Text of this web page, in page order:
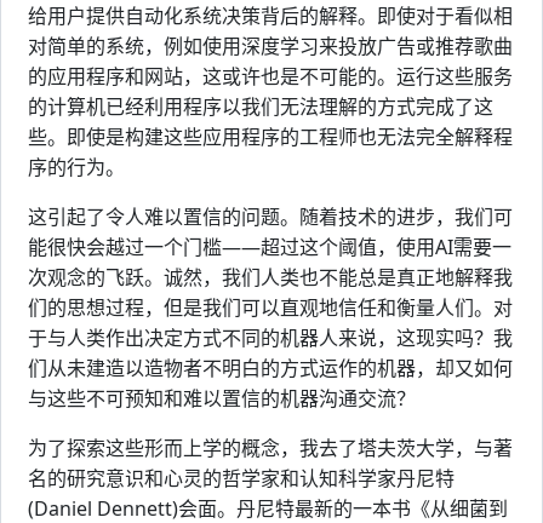
给用户提供自动化系统决策背后的解释。即使对于看似相
对简单的系统，例如使用深度学习来投放广告或推荐歌曲
的应用程序和网站，这或许也是不可能的。运行这些服务
的计算机已经利用程序以我们无法理解的方式完成了这
些。即使是构建这些应用程序的工程师也无法完全解释程
序的行为。
这引起了令人难以置信的问题。随着技术的进步，我们可
能很快会越过一个门槛——超过这个阈值，使用AI需要一
次观念的飞跃。诚然，我们人类也不能总是真正地解释我
们的思想过程，但是我们可以直观地信任和衡量人们。对
于与人类作出决定方式不同的机器人来说，这现实吗？我
们从未建造以造物者不明白的方式运作的机器，却又如何
与这些不可预知和难以置信的机器沟通交流？
为了探索这些形而上学的概念，我去了塔夫茨大学，与著
名的研究意识和心灵的哲学家和认知科学家丹尼特
(Daniel Dennett)会面。丹尼特最新的一本书《从细菌到